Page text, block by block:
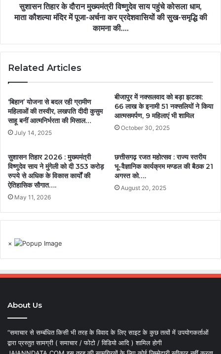
सुशासन तिहार के दौरान मुख्यमंत्री विष्णुदेव साय पहुंचे कोसला धाम,
माता कौशल्या मंदिर में पूजा-अर्चना कर प्रदेशवासियों की सुख-समृद्धि की
कामना की….
Related Articles
‘बिहान’ योजना से बदल रही ग्रामीण
महिलाओं की तस्वीर, लखपति दीदी कुसुम
साहू बनीं आत्मनिर्भरता की मिसाल…
July 14, 2025
बीजापुर में नक्सलवाद को बड़ा झटका:
66 लाख के इनामी 51 नक्सलियों ने किया
आत्मसमर्पण, 9 महिलाएं भी शामिल
October 30, 2025
सुशासन तिहार 2026 : मुख्यमंत्री
विष्णुदेव साय ने मुंगेली को दी 353 करोड़
रुपये से अधिक के विकास कार्यों की
ऐतिहासिक सौगात….
May 11, 2026
छत्तीसगढ़ रजत महोत्सव : राज्य स्तरीय
भू-वैज्ञानिक कार्यक्रम मण्डल की बैठक 21
अगस्त को….
August 20, 2025
×
About Us
“समाचार से सम्बंधित किसी भी तरह के विवाद के लिए साइट के कुछ तत्वों में उपयोगकर्ताओं
द्वारा प्रस्तुत सामग्री ( समाचार / फोटो / विडियो आदि ) शामिल होगी